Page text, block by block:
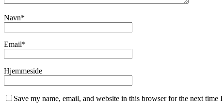
Navn*
Email*
Hjemmeside
Save my name, email, and website in this browser for the next time I